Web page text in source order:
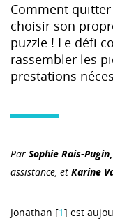
Comment
choisir son
puzzle ! Le défi
rassembler les
prestations
Par Sophie Rais-Pugin,
assistance, et Karine
Jonathan [1] est